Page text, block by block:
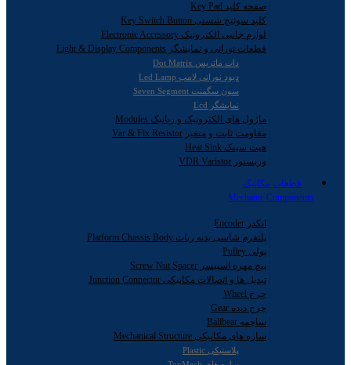
صفحه کلید Key Pad
کلید سوئیچ شستی Key Switch Button
لوازم جانبی الکترونیک Electronic Accessory
قطعات نورانی و نمایشگر Light & Display Components
دات ماتریس Dot Matrix
دیود نورانی لامپ Led Lamp
سون سگمنت Seven Segment
نمایشگر Lcd
ماژول های الکترونیک و رباتیک Modules
مقاومت ثابت و متغیر Var & Fix Resistor
هیت سینک Heat Sink
وریستور VDR Varistor
قطعات مکانیک
Mechanic Components
انکدر Encoder
پلتفرم شاسی بدنه ربات Platform Chassis Body
پولی Pulley
پیچ مهره اسپیسر Screw Nut Spacer
تبدیل ها و اتصالات مکانیکی Junction Connector
چرخ Wheel
چرخ دنده Gear
ساچمه Ballbear
سازه های مکانیکی Mechanical Structure
پلاستیکی Plastic